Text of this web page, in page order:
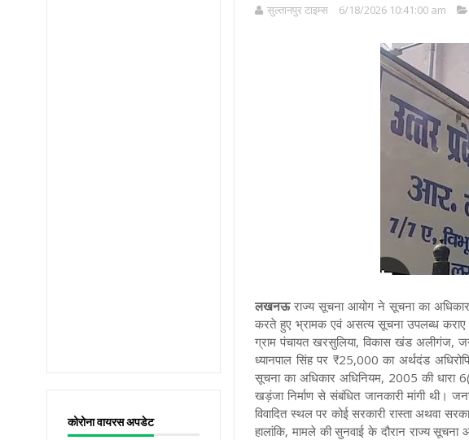
कोरोना वायरस अपडेट
सुल्तानपुर टाइम्स 6/18/2026 10:41:00 am
लखनऊराज्य सूचना आयोग ने सूचना का
करते हुए भ्रामक एवं असत्य सूचना उपलब्ध कराए
ग्राम पंचायत खरसुलिया, विकास खंड अलीगंज,
ध्यानपाल सिंह पर ₹25,000 का अर्थदंड
सूचना का अधिकार अधिनियम, 2005 की धारा
खड़ंजा निर्माण से संबंधित जानकारी मांगी थी।
विवादित स्थल पर कोई सरकारी रास्ता अथवा
हालांकि, मामले की सुनवाई के दौरान राज्य सूचना